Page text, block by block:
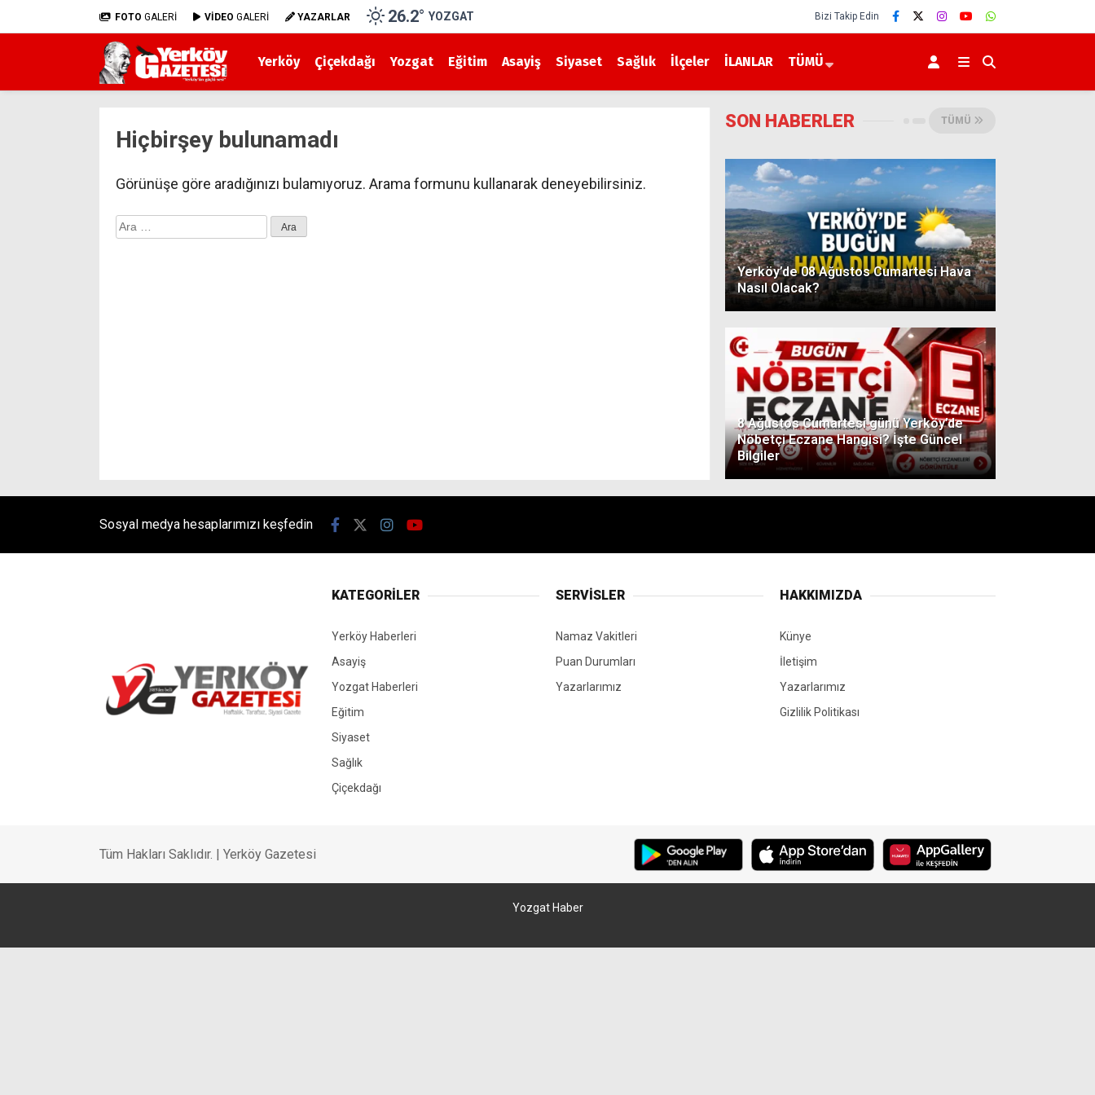
FOTO GALERİ VİDEO GALERİ YAZARLAR 26.2° YOZGAT Bizi Takip Edin
Yerköy Çiçekdağı Yozgat Eğitim Asayiş Siyaset Sağlık İlçeler İLANLAR TÜMÜ
Hiçbirşey bulunamadı
Görünüşe göre aradığınızı bulamıyoruz. Arama formunu kullanarak deneyebilirsiniz.
Arama:
SON HABERLER TÜMÜ
Yerköy’de 08 Ağustos Cumartesi Hava
Nasıl Olacak?
8 Ağustos Cumartesi günü Yerköy’de
Nöbetçi Eczane Hangisi? İşte Güncel
Bilgiler
Sosyal medya hesaplarımızı keşfedin
KATEGORİLER
Yerköy Haberleri
Asayiş
Yozgat Haberleri
Eğitim
Siyaset
Sağlık
Çiçekdağı
SERVİSLER
Namaz Vakitleri
Puan Durumları
Yazarlarımız
HAKKIMIZDA
Künye
İletişim
Yazarlarımız
Gizlilik Politikası
Tüm Hakları Saklıdır. | Yerköy Gazetesi
Yozgat Haber